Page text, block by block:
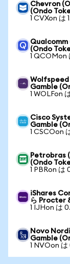
Chevron
(Ondo
1 CVXon は
Qualcomm
(Ondo
1 QCOMon
Wolfspeed
Gamble
1 WOLFon
Cisco
Gamble
1 CSCOon
Petrobras
(Ondo
1 PBRon は
iShares
ら Procter
1 IJHon は
Novo
Gamble
1 NVOon